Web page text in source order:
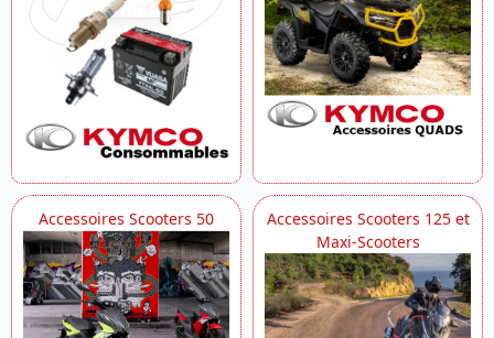
Accessoires Scooters 50
Accessoires Scooters 125 et
Maxi-Scooters